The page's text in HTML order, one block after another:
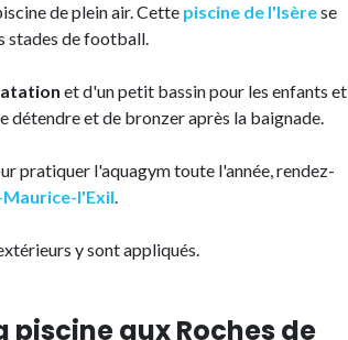
de plein air. Cette piscine de l'Isèrese
stades de football.
et d'un petit bassin pour les enfants et
détendre et de bronzer après la baignade.
pratiquer l'aquagym toute l'année, rendez-
l'Exil.
y sont appliqués.
aux Roches de